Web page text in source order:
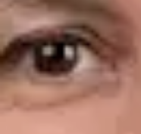
Spain Dr. Leandro Wang —
Health Spain. Book an online
ES
Consulta Diagnostico vascular,
Linfologia
Dr. Leandro Wang